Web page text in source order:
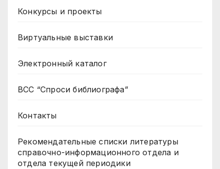
Конкурсы и проекты
Виртуальные выставки
Электронный каталог
ВСС “Спроси библиографа”
Контакты
Рекомендательные списки литературы
справочно-информационного отдела и
отдела текущей периодики